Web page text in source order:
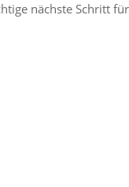
nächste Schritt für